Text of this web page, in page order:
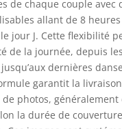
de chaque couple avec
allant de 8
jour J. Cette flexibilité
de la journée, depuis
dernières
garantit la
photos, généralement
la durée de